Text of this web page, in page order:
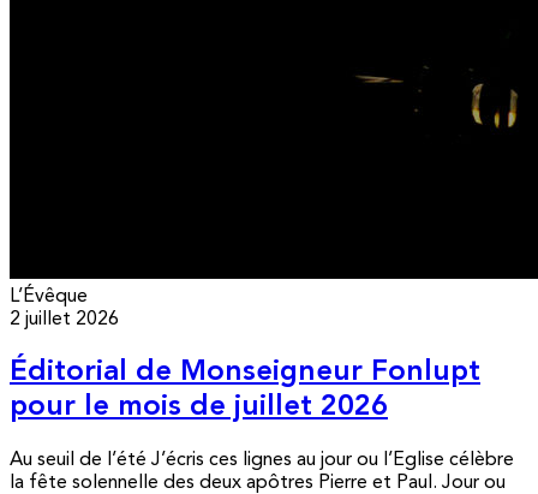
L’Évêque
2 juillet 2026
Éditorial de Monseigneur Fonlupt
pour le mois de juillet 2026
Au seuil de l’été J’écris ces lignes au jour ou l’Eglise célèbre
la fête solennelle des deux apôtres Pierre et Paul. Jour ou